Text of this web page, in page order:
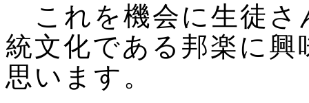
これを機会に生徒さ
統文化である邦楽に
思います。